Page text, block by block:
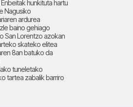
hunkituta hartu
Nagusiko
ardurea
baino gehiago
San Lorentzo azokan
skateko elitea
8an batuko da
tuneletako
tartea zabalik barriro